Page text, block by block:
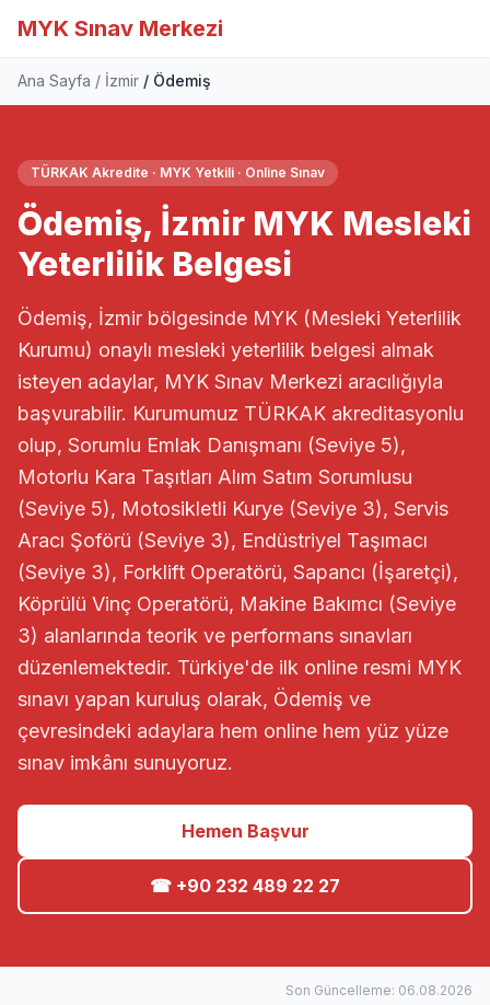
MYK Sınav Merkezi
Ana Sayfa İzmir Ödemiş
TÜRKAK Akredite · MYK Yetkili · Online Sınav
Ödemiş, İzmir MYK Mesleki
Yeterlilik Belgesi
Ödemiş, İzmir bölgesinde MYK (Mesleki Yeterlilik
Kurumu) onaylı mesleki yeterlilik belgesi almak
isteyen adaylar, MYK Sınav Merkezi aracılığıyla
başvurabilir. Kurumumuz TÜRKAK akreditasyonlu
olup, Sorumlu Emlak Danışmanı (Seviye 5),
Motorlu Kara Taşıtları Alım Satım Sorumlusu
(Seviye 5), Motosikletli Kurye (Seviye 3), Servis
Aracı Şoförü (Seviye 3), Endüstriyel Taşımacı
(Seviye 3), Forklift Operatörü, Sapancı (İşaretçi),
Köprülü Vinç Operatörü, Makine Bakımcı (Seviye
3) alanlarında teorik ve performans sınavları
düzenlemektedir. Türkiye'de ilk online resmi MYK
sınavı yapan kuruluş olarak, Ödemiş ve
çevresindeki adaylara hem online hem yüz yüze
sınav imkânı sunuyoruz.
Hemen Başvur
☎ +90 232 489 22 27
Son Güncelleme: 06.08.2026